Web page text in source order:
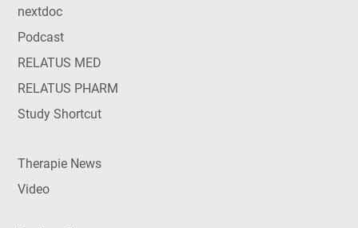
nextdoc
Podcast
RELATUS MED
RELATUS PHARM
Study Shortcut
Therapie News
Video